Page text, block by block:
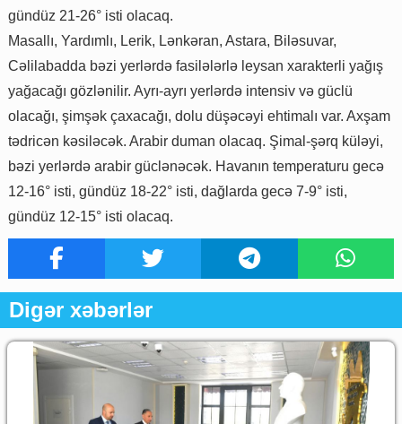
gündüz 21-26° isti olacaq.
Masallı, Yardımlı, Lerik, Lənkəran, Astara, Biləsuvar,
Cəlilabadda bəzi yerlərdə fasilələrlə leysan xarakterli yağış
yağacağı gözlənilir. Ayrı-ayrı yerlərdə intensiv və güclü
olacağı, şimşək çaxacağı, dolu düşəcəyi ehtimalı var. Axşam
tədricən kəsiləcək. Arabir duman olacaq. Şimal-şərq küləyi,
bəzi yerlərdə arabir güclənəcək. Havanın temperaturu gecə
12-16° isti, gündüz 18-22° isti, dağlarda gecə 7-9° isti,
gündüz 12-15° isti olacaq.
Digər xəbərlər